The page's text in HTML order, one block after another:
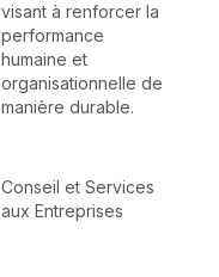
visant à renforcer la
performance
humaine et
organisationnelle de
manière durable.
Conseil et Services
aux Entreprises